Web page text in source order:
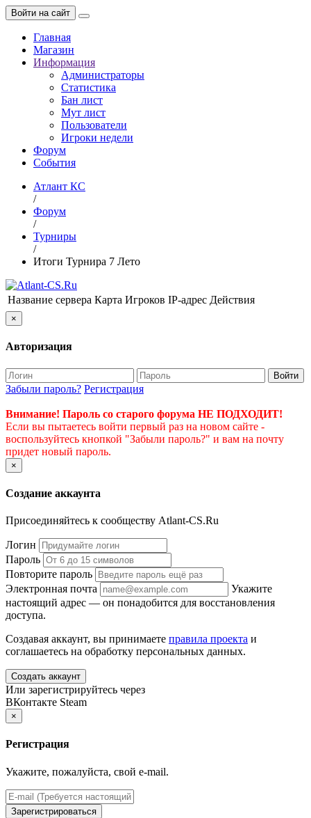
Войти на сайт
Главная
Магазин
Информация
Администраторы
Статистика
Бан лист
Мут лист
Пользователи
Игроки недели
Форум
События
Атлант КС
/
Форум
/
Турниры
/
Итоги Турнира 7 Лето
Название сервера Карта Игроков IP-адрес Действия
×
Авторизация
Войти
Забыли пароль? Регистрация
Внимание! Пароль со старого форума НЕ ПОДХОДИТ!
Если вы пытаетесь войти первый раз на новом сайте -
воспользуйтесь кнопкой "Забыли пароль?" и вам на почту
придет новый пароль.
×
Создание аккаунта
Присоединяйтесь к сообществу Atlant-CS.Ru
Логин
Пароль
Повторите пароль
Электронная почта
Укажите
настоящий адрес — он понадобится для восстановления
доступа.
Создавая аккаунт, вы принимаете правила проекта и
соглашаетесь на обработку персональных данных.
Создать аккаунт
Или зарегистрируйтесь через
ВКонтакте Steam
×
Регистрация
Укажите, пожалуйста, свой e-mail.
Зарегистрироваться